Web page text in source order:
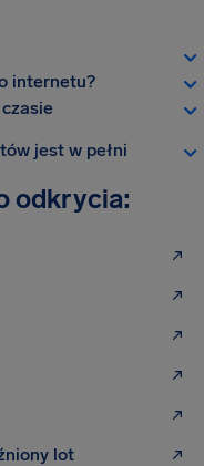
internetu?
jest w pełni
odkrycia:
lot